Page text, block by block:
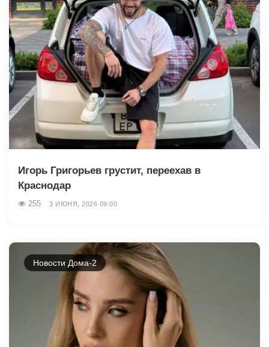
Игорь Григорьев грустит, переехав в
Краснодар
255 3 ИЮНЯ, 2026 09:00
Новости Дома-2